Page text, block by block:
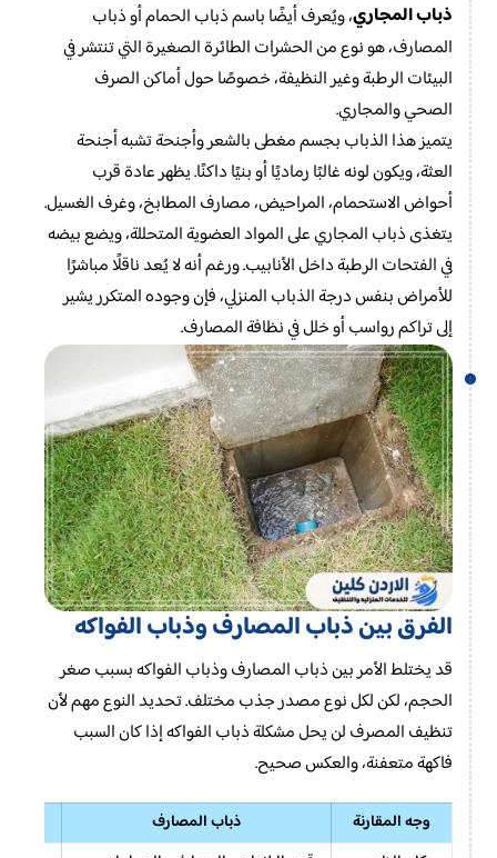
ذباب المجاري، ويُعرف أيضًا باسم ذباب الحمام أو ذباب
المصارف، هو نوع من الحشرات الطائرة الصغيرة التي تنتشر في
البيئات الرطبة وغير النظيفة، خصوصًا حول أماكن الصرف
الصحي والمجاري.
يتميز هذا الذباب بجسم مغطى بالشعر وأجنحة تشبه أجنحة
العثة، ويكون لونه غالبًا رماديًا أو بنيًا داكنًا. يظهر عادة قرب
أحواض الاستحمام، المراحيض، مصارف المطابخ، وغرف الغسيل.
يتغذى ذباب المجاري على المواد العضوية المتحللة، ويضع بيضه
في الفتحات الرطبة داخل الأنابيب. ورغم أنه لا يُعد ناقلًا مباشرًا
للأمراض بنفس درجة الذباب المنزلي، فإن وجوده المتكرر يشير
إلى تراكم رواسب أو خلل في نظافة المصارف.
الفرق بين ذباب المصارف وذباب الفواكه
قد يختلط الأمر بين ذباب المصارف وذباب الفواكه بسبب صغر
الحجم، لكن لكل نوع مصدر جذب مختلف. تحديد النوع مهم لأن
تنظيف المصرف لن يحل مشكلة ذباب الفواكه إذا كان السبب
فاكهة متعفنة، والعكس صحيح.
وجه المقارنة
ذباب المصارف